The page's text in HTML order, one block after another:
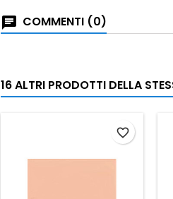
COMMENTI (0)
16 ALTRI PRODOTTI DELLA
favorite_border